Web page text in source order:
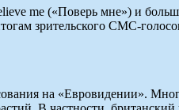
me («Поверь мне») и
зрительского СМС-
на «Евровидении».